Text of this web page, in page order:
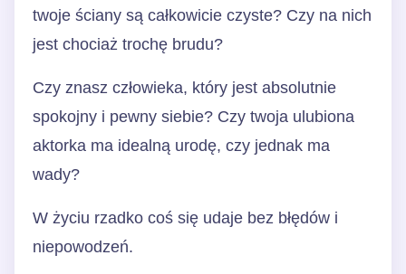
twoje ściany są całkowicie czyste? Czy na nich
jest chociaż trochę brudu?
Czy znasz człowieka, który jest absolutnie
spokojny i pewny siebie? Czy twoja ulubiona
aktorka ma idealną urodę, czy jednak ma
wady?
W życiu rzadko coś się udaje bez błędów i
niepowodzeń.